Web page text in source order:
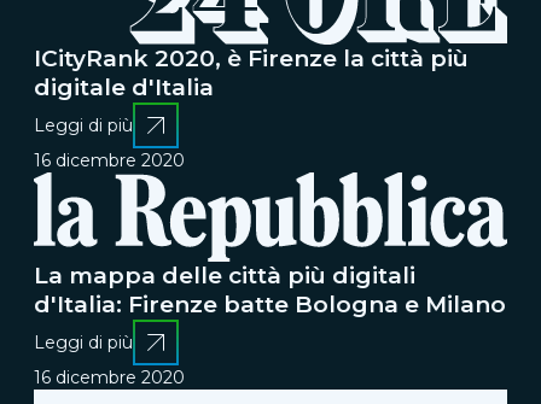
ICityRank 2020, è Firenze la città più
digitale d'Italia
Leggi di più
16 dicembre 2020
La mappa delle città più digitali
d'Italia: Firenze batte Bologna e Milano
Leggi di più
16 dicembre 2020